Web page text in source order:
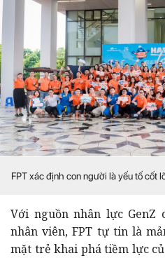
FPT xác định con người là yếu tố cốt
Với nguồn nhân lực GenZ
nhân viên, FPT tự tin là
mặt trẻ khai phá tiềm lực